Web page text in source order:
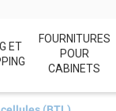
ET
FOURNITURES
POUR
CABINETS